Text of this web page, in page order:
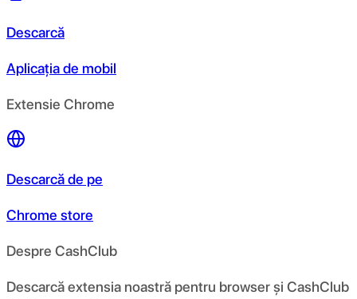
Descarcă
Aplicația de mobil
Extensie Chrome
Descarcă de pe
Chrome store
Despre CashClub
Descarcă extensia noastră pentru browser și CashClub